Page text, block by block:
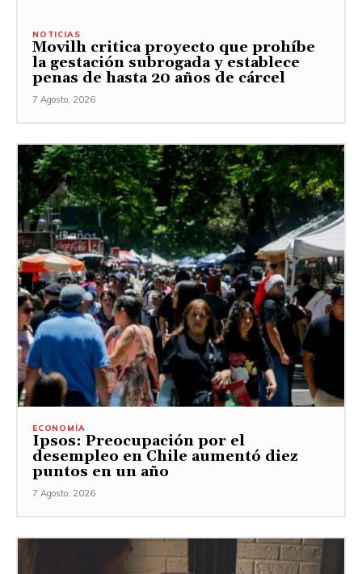
NOTICIAS
Movilh critica proyecto que prohíbe
la gestación subrogada y establece
penas de hasta 20 años de cárcel
7 Agosto, 2026
ECONOMÍA
Ipsos: Preocupación por el
desempleo en Chile aumentó diez
puntos en un año
7 Agosto, 2026